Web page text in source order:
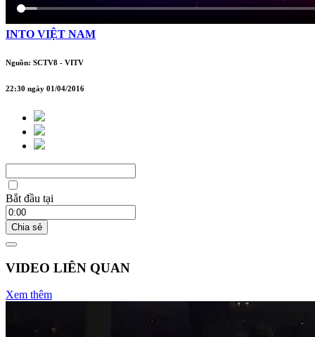
INTO VIỆT NAM
Nguồn: SCTV8 - VITV
22:30 ngày 01/04/2016
Bắt đầu tại
Chia sẻ
VIDEO LIÊN QUAN
Xem thêm